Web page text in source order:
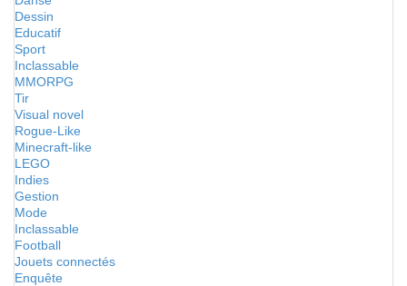
Dessin
Educatif
Sport
Inclassable
MMORPG
Tir
Visual novel
Rogue-Like
Minecraft-like
LEGO
Indies
Gestion
Mode
Inclassable
Football
Jouets connectés
Enquête